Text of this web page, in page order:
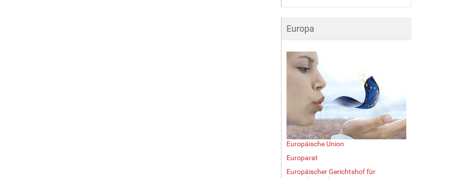
Europa
Europäische Union
Europarat
Europäischer Gerichtshof für